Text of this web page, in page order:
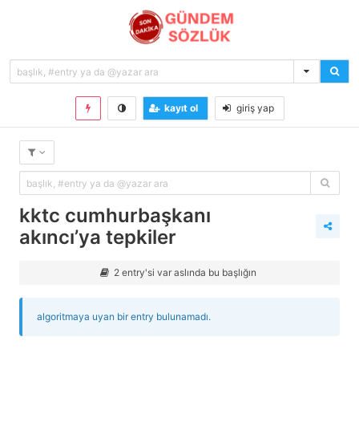
kayıt ol giriş yap
kktc cumhurbaşkanı
akıncı’ya tepkiler
2 entry'si var aslında bu başlığın
algoritmaya uyan bir entry bulunamadı.